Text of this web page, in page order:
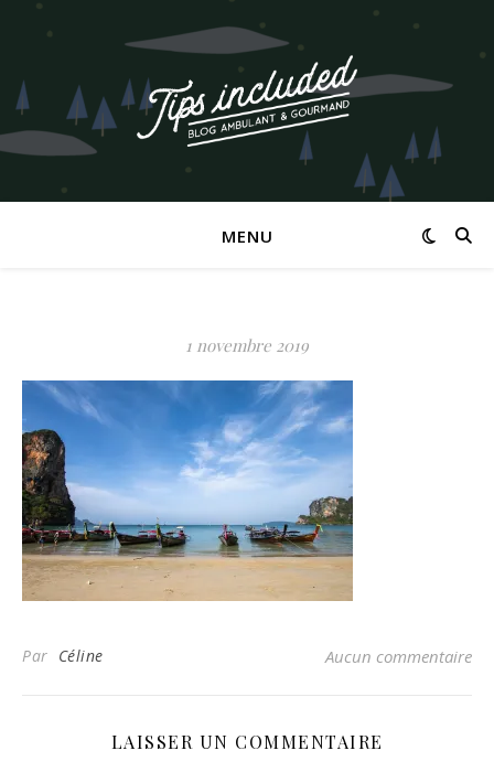
MENU
1 novembre 2019
Par Céline Aucun commentaire
LAISSER UN COMMENTAIRE